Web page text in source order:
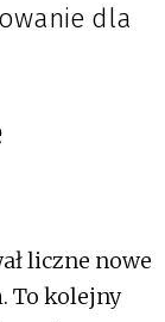
dla
liczne nowe
To kolejny